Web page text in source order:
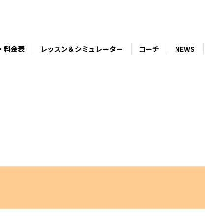
料金表 レッスン＆シミュレーター コーチ NEWS